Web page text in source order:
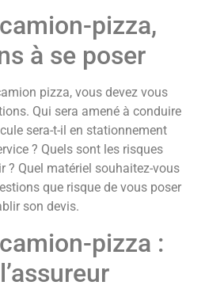
pizza,
à se poser
pizza, vous devez vous
Qui sera amené à conduire
sera-t-il en stationnement
? Quels sont les risques
? Quel matériel souhaitez-vous
que risque de vous poser
son devis.
pizza :